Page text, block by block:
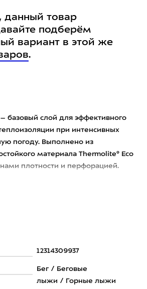
базовый слой для эффективного
при интенсивных
погоду. Выполнено из
материала Thermolite® Eco
плотности и перфорацией.
12314309937
Бег / Беговые
лыжи / Горные лыжи
данный товар
подберём
вариант в этой же
.